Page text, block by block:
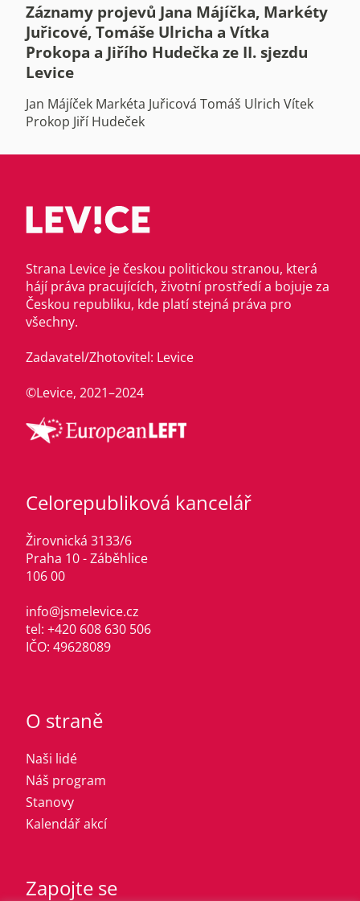
Záznamy projevů Jana Májíčka, Markéty
Juřicové, Tomáše Ulricha a Vítka
Prokopa a Jiřího Hudečka ze II. sjezdu
Levice
Jan Májíček Markéta Juřicová Tomáš Ulrich Vítek
Prokop Jiří Hudeček
Strana Levice je českou politickou stranou, která
hájí práva pracujících, životní prostředí a bojuje za
Českou republiku, kde platí stejná práva pro
všechny.
Zadavatel/Zhotovitel: Levice
©Levice, 2021–2024
Celorepubliková kancelář
Žirovnická 3133/6
Praha 10 - Záběhlice
106 00
info@jsmelevice.cz
tel: +420 608 630 506
IČO: 49628089
O straně
Naši lidé
Náš program
Stanovy
Kalendář akcí
Zapojte se